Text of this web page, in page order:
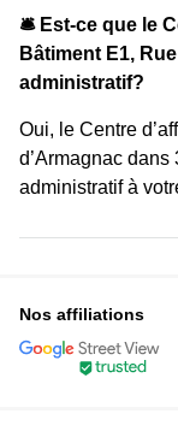
🛎 Est-ce que le
Bâtiment E1,
administratif?
Oui, le Centre
d’Armagnac
administratif à
Nos affiliations